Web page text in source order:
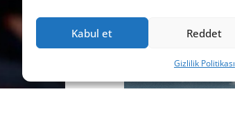
Kabul et Reddet
Gizlilik Politikası